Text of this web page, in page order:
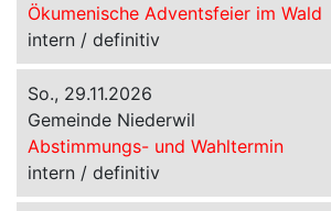
Ökumenische Adventsfeier im Wald
intern / definitiv
So., 29.11.2026
Gemeinde Niederwil
Abstimmungs- und Wahltermin
intern / definitiv